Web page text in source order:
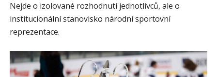
Nejde o izolované rozhodnutí jednotlivců, ale o
institucionální stanovisko národní sportovní
reprezentace.